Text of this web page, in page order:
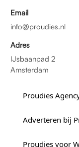
Email
info@proudies.nl
Adres
IJsbaanpad 2
Amsterdam
Proudies
Adverteren bij
Proudies voor